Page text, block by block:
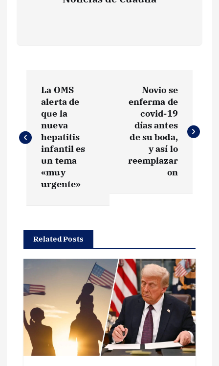
v
c
ó
n
d
La OMS
alerta de
que la
nueva
hepatitis
infantil es
un tema
«muy
urgente»
Novio se
enferma de
covid-19
días antes
de su boda,
y así lo
reemplazar
on
Related Posts